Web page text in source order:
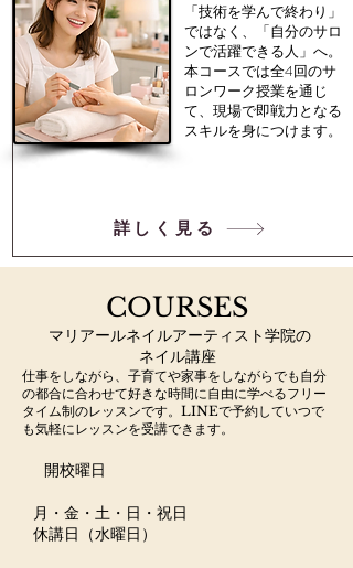
「技術を学んで終わり」
ではなく、「自分のサロ
ンで活躍できる人」へ。
本コースでは全4回のサ
ロンワーク授業を通じ
て、現場で即戦力となる
スキルを身につけます。
詳しく見る
​COURSES
​マリアールネイルアーティスト学院の
ネイル講座
仕事をしながら、子育てや家事をしながらでも自分
の都合に合わせて好きな時間に自由に学べるフリー
タイム制のレッスンです。LINEで予約していつで
も気軽にレッスンを受講できます。
​開校曜日
月・金・土・日・祝日
休講日（水曜日）